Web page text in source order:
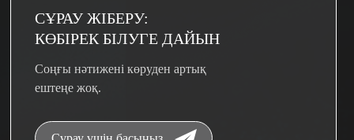
СҰРАУ ЖІБЕРУ:
КӨБІРЕК БІЛУГЕ ​​ДАЙЫН
Соңғы нәтижені көруден артық
ештеңе жоқ.